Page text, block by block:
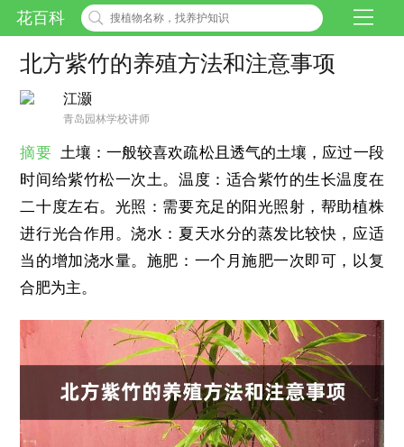
花百科
北方紫竹的养殖方法和注意事项
江灏
青岛园林学校讲师
摘要 土壤：一般较喜欢疏松且透气的土壤，应过一段
时间给紫竹松一次土。温度：适合紫竹的生长温度在
二十度左右。光照：需要充足的阳光照射，帮助植株
进行光合作用。浇水：夏天水分的蒸发比较快，应适
当的增加浇水量。施肥：一个月施肥一次即可，以复
合肥为主。